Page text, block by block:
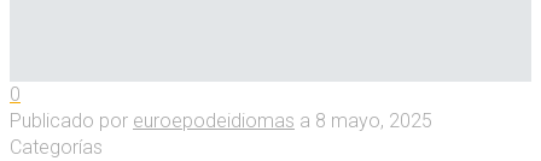
0
Publicado por euroepodeidiomas a 8 mayo, 2025
Categorías